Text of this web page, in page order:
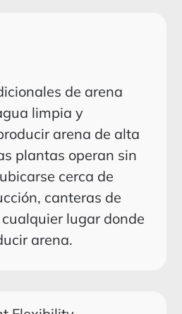
de arena
limpia y
arena de alta
plantas operan sin
cerca de
canteras de
lugar donde
arena.